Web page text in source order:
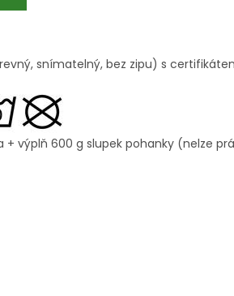
snímatelný, bez zipu) s
+ výplň 600 g slupek pohanky (nelze